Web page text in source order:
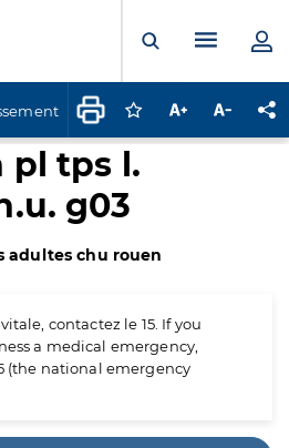
Ouvrir laMenu
Connectez-vous
Augmenter la
pl tps l.
g03
adultes chu rouen
contactez le 15. If you
a medical emergency,
(the national emergency